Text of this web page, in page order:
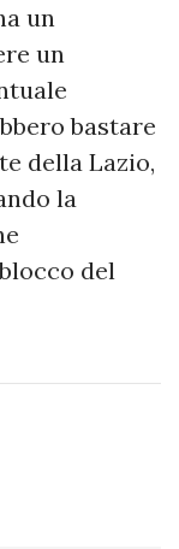
un
un
bastare
della Lazio,
la
del